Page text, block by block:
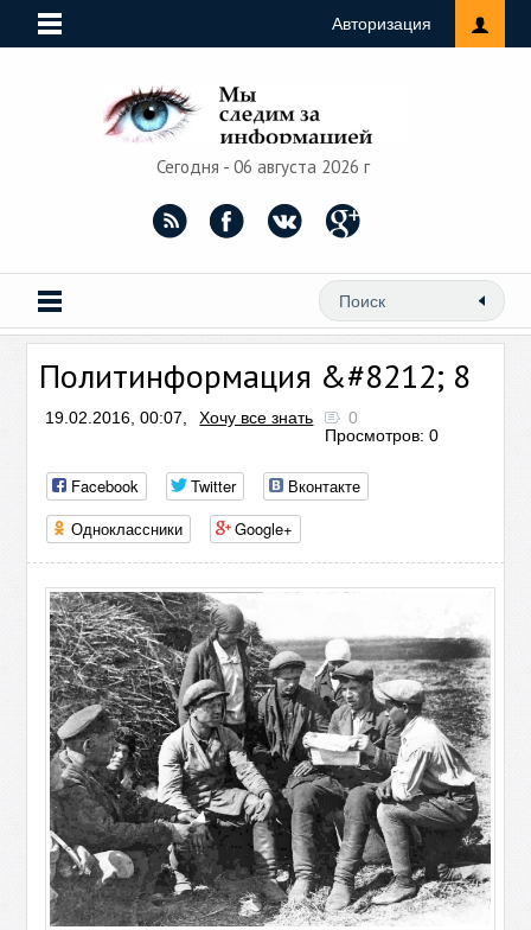
Авторизация
Сегодня - 06 августа 2026 г
Политинформация &#8212; 8
19.02.2016, 00:07, Хочу все знать
0
Просмотров: 0
Facebook Twitter
Вконтакте
Одноклассники
Google+